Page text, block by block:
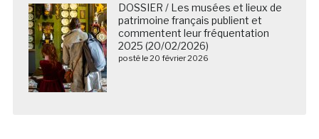
DOSSIER / Les musées et lieux de
patrimoine français publient et
commentent leur fréquentation
2025 (20/02/2026)
posté le 20 février 2026